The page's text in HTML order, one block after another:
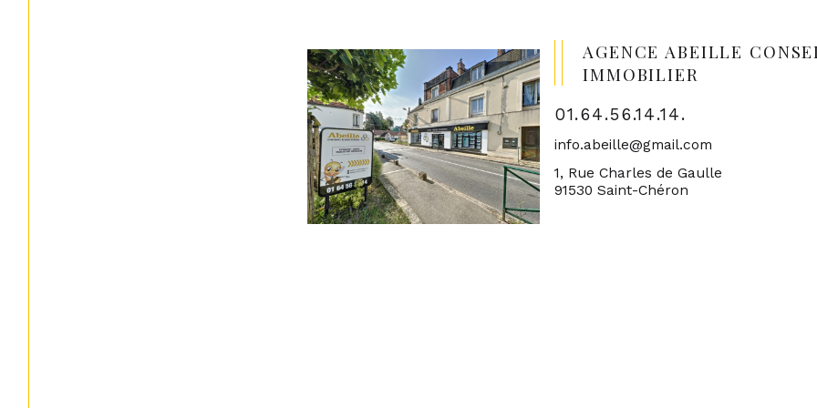
AGENCE ABEILLE
IMMOBILIER
01.64.56.14.14.
info.abeille@gmail.com
1, Rue Charles de Gaulle
91530 Saint-Chéron